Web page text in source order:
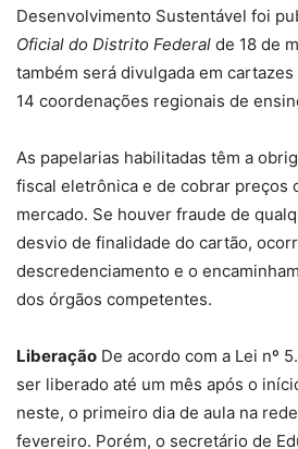
Desenvolvimento Sustentável foi
Oficial do Distrito Federal de 18 de
também será divulgada em
14 coordenações regionais de
As papelarias habilitadas têm a
fiscal eletrônica e de cobrar preços
mercado. Se houver fraude de
desvio de finalidade do cartão,
descredenciamento e o
dos órgãos competentes.
Liberação De acordo com a Lei nº
ser liberado até um mês após o
neste, o primeiro dia de aula na
fevereiro. Porém, o secretário de